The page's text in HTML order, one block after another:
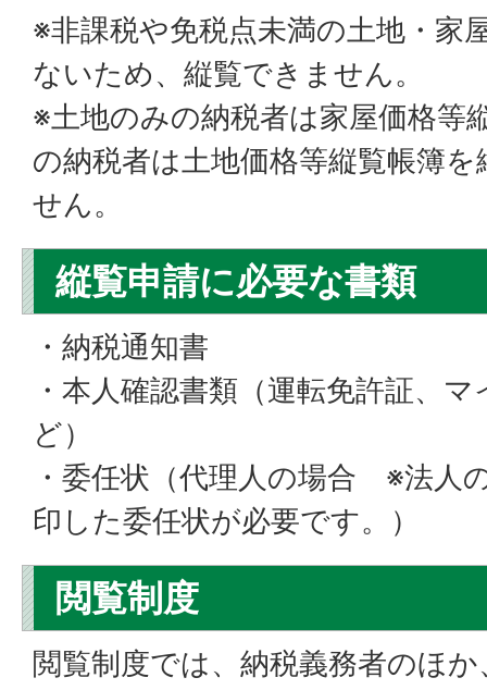
※非課税や免税点未満の土地・家
ないため、縦覧できません。
※土地のみの納税者は家屋価格等
の納税者は土地価格等縦覧帳簿
せん。
縦覧申請に必要な書類
・納税通知書
・本人確認書類（運転免許証、
ど）
・委任状（代理人の場合 ※法人
印した委任状が必要です。）
閲覧制度
閲覧制度では、納税義務者のほ